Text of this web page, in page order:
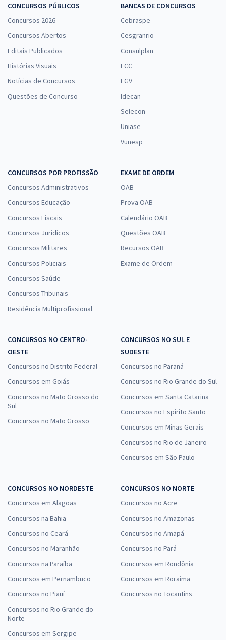
CONCURSOS PÚBLICOS
Concursos 2026
Concursos Abertos
Editais Publicados
Histórias Visuais
Notícias de Concursos
Questões de Concurso
BANCAS DE CONCURSOS
Cebraspe
Cesgranrio
Consulplan
FCC
FGV
Idecan
Selecon
Uniase
Vunesp
CONCURSOS POR PROFISSÃO
Concursos Administrativos
Concursos Educação
Concursos Fiscais
Concursos Jurídicos
Concursos Militares
Concursos Policiais
Concursos Saúde
Concursos Tribunais
Residência Multiprofissional
EXAME DE ORDEM
OAB
Prova OAB
Calendário OAB
Questões OAB
Recursos OAB
Exame de Ordem
CONCURSOS NO CENTRO-
OESTE
Concursos no Distrito Federal
Concursos em Goiás
Concursos no Mato Grosso do
Sul
Concursos no Mato Grosso
CONCURSOS NO SUL E
SUDESTE
Concursos no Paraná
Concursos no Rio Grande do Sul
Concursos em Santa Catarina
Concursos no Espírito Santo
Concursos em Minas Gerais
Concursos no Rio de Janeiro
Concursos em São Paulo
CONCURSOS NO NORDESTE
Concursos em Alagoas
Concursos na Bahia
Concursos no Ceará
Concursos no Maranhão
Concursos na Paraíba
Concursos em Pernambuco
Concursos no Piauí
Concursos no Rio Grande do
Norte
Concursos em Sergipe
CONCURSOS NO NORTE
Concursos no Acre
Concursos no Amazonas
Concursos no Amapá
Concursos no Pará
Concursos em Rondônia
Concursos em Roraima
Concursos no Tocantins